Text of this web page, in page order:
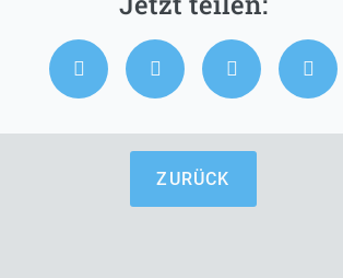
ZURÜCK